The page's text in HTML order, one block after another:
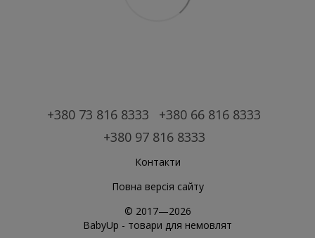
+380 73 816 8333
+380 66 816 8333
+380 97 816 8333
Контакти
Повна версія сайту
© 2017—2026
BabyUp - товари для немовлят